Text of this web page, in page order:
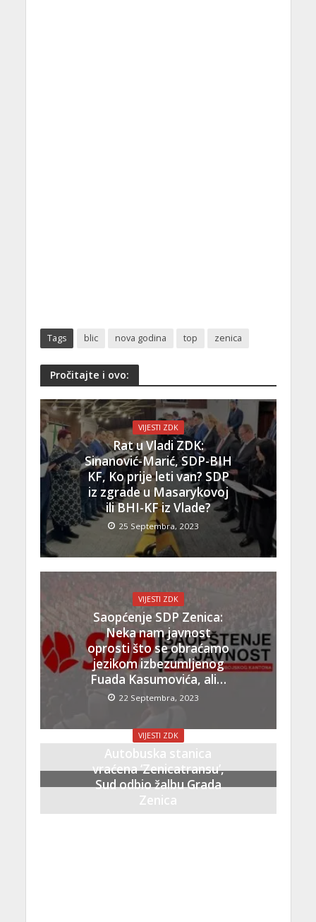
Tags blic nova godina top zenica
Pročitajte i ovo:
VIJESTI ZDK
Rat u Vladi ZDK:
Sinanović-Marić, SDP-BIH
KF, Ko prije leti van? SDP
iz zgrade u Masarykovoj
ili BHI-KF iz Vlade?
25 Septembra, 2023
VIJESTI ZDK
Saopćenje SDP Zenica:
Neka nam javnost
oprosti što se obraćamo
jezikom izbezumljenog
Fuada Kasumovića, ali…
22 Septembra, 2023
VIJESTI ZDK
Autobuska stanica
vraćena ‘Zenicatransu’,
Sud odbio žalbu Grada
Zenica